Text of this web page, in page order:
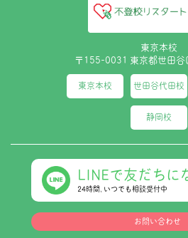
東京本校
〒155-0031 東京都世田
東京本校 世田谷代田校
静岡校
LINEで友だちに
24時間､いつでも相談受付中
お問い合わせ